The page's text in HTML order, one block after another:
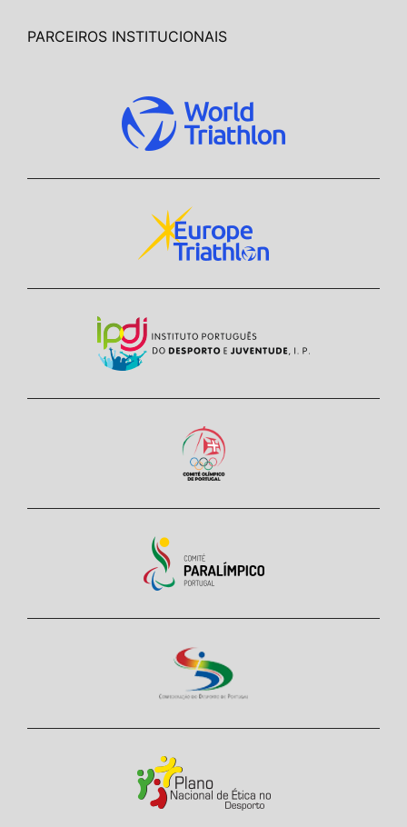
PARCEIROS INSTITUCIONAIS